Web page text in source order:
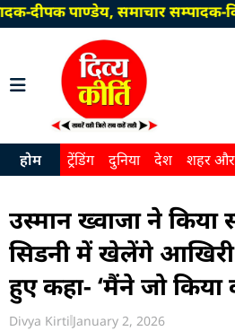
दीपक पाण्डेय, समाचार सम्पादक-
होम ट्रेंडिंग दुनिया देश शहर और
उस्मान ख्वाजा ने किया
सिडनी में खेलेंगे
हुए कहा- ‘मैंने जो किया
Divya Kirti January 2, 2026